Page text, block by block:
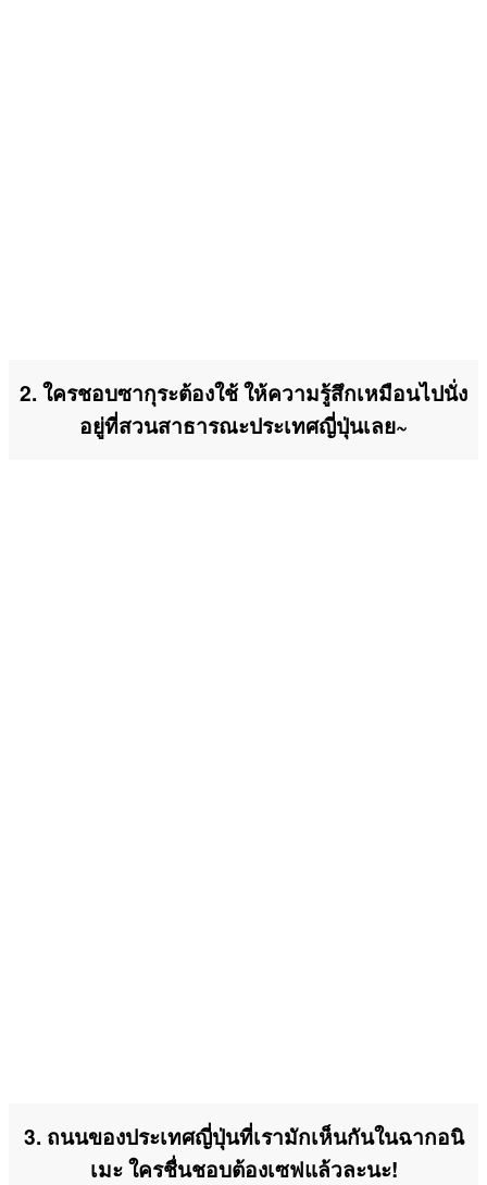
2. ใครชอบซากุระต้องใช้ ให้ความรู้สึกเหมือนไปนั่ง
อยู่ที่สวนสาธารณะประเทศญี่ปุ่นเลย~
3. ถนนของประเทศญี่ปุ่นที่เรามักเห็นกันในฉากอนิ
เมะ ใครชื่นชอบต้องเซฟแล้วละนะ!